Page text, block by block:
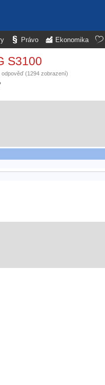
Právo Ekonomika
S3100
odpověď (1294 zobrazení)